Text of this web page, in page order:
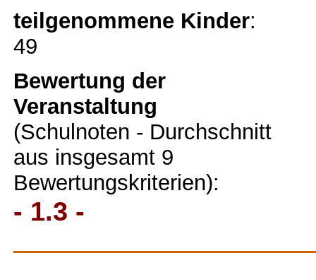
teilgenommene Kinder:
49
Bewertung der
Veranstaltung
(Schulnoten - Durchschnitt
aus insgesamt 9
Bewertungskriterien):
- 1.3 -